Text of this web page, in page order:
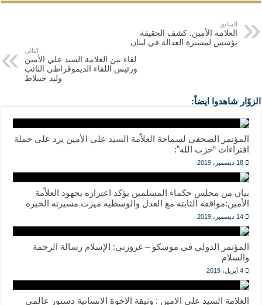
السابق
العلامة الأمين: كشف الحقيقة
يؤسس لمسيرة العدالة في لبنان
التالي
لقاء بين العلامة السيد علي الأمين
ورئيس اللقاء الديموقراطي النائب
وليد جنبلاط
الزوّار شاهدوا ايضاً:
المؤتمر الصحفي لسماحة العلاّمة السيد علي الأمين يرد على حملة
افتراءات “حزب الله”:
18 ديسمبر، 2019
بيان من ‎مجلس حكماء المسلمين يؤكد اعتزازه بجهود العلاّمة
الأمين:مواقفه الثابتة مع العدل والوسطية ميزت مسيرته الخيرة
14 ديسمبر، 2019
المؤتمر الدولي في موسكو – غروزني: الإسلام رسالة الرحمة
والسلام
4 أبريل، 2019
العلامة السيد علي الامين : وثيقة الاخوة الانسانية دستور عالمي